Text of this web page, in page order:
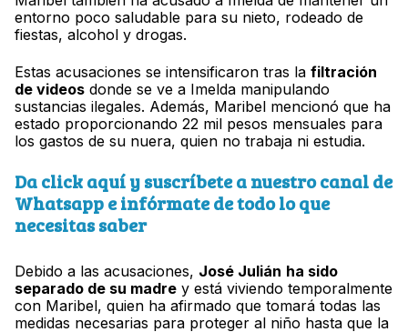
entorno poco saludable para su nieto, rodeado de
fiestas, alcohol y drogas.
Estas acusaciones se intensificaron tras la filtración
de videos donde se ve a Imelda manipulando
sustancias ilegales. Además, Maribel mencionó que ha
estado proporcionando 22 mil pesos mensuales para
los gastos de su nuera, quien no trabaja ni estudia.
Da click aquí y suscríbete a nuestro canal de
Whatsapp e infórmate de todo lo que
necesitas saber
Debido a las acusaciones, José Julián ha sido
separado de su madre y está viviendo temporalmente
con Maribel, quien ha afirmado que tomará todas las
medidas necesarias para proteger al niño hasta que la